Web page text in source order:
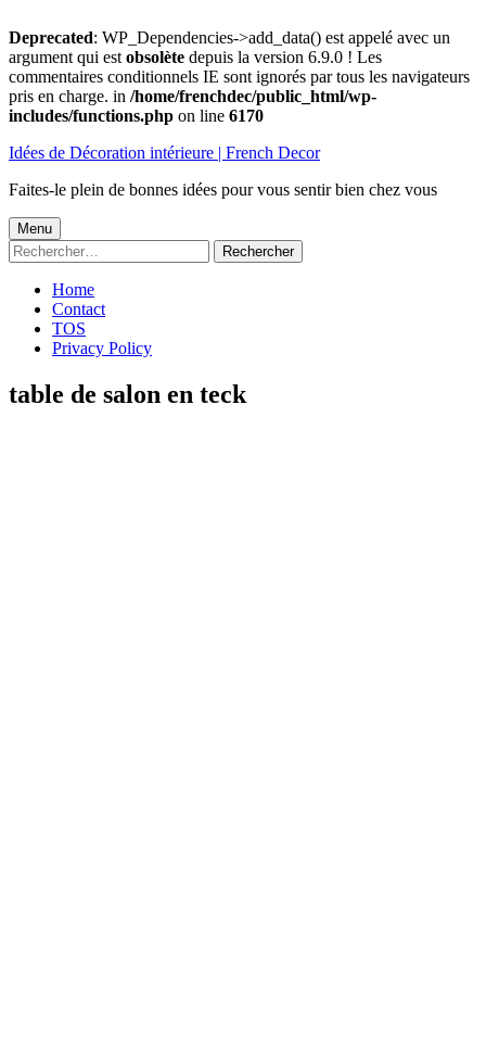
Deprecated: WP_Dependencies->add_data() est appelé avec un
argument qui est obsolète depuis la version 6.9.0 ! Les
commentaires conditionnels IE sont ignorés par tous les navigateurs
pris en charge. in /home/frenchdec/public_html/wp-
includes/functions.php on line 6170
au
Idées de Décoration intérieure | French Decor
Faites-le plein de bonnes idées pour vous sentir bien chez vous
Menu
principal
Menu
Rechercher :
Home
Contact
TOS
Privacy Policy
table de salon en teck